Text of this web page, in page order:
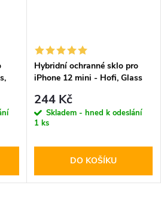
Hybridní ochranné sklo pro
iPhone 12 mini - Hofi, Glass
244 Kč
Skladem - hned k odeslání
1 ks
DO KOŠÍKU